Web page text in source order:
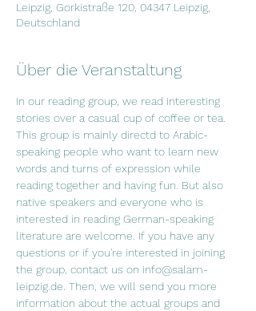
Leipzig, Gorkistraße 120, 04347 Leipzig,
Deutschland
Über die Veranstaltung
In our reading group, we read interesting
stories over a casual cup of coffee or tea.
This group is mainly directd to Arabic-
speaking people who want to learn new
words and turns of expression while
reading together and having fun. But also
native speakers and everyone who is
interested in reading German-speaking
literature are welcome. If you have any
questions or if you're interested in joining
the group, contact us on info@salam-
leipzig.de. Then, we will send you more
information about the actual groups and